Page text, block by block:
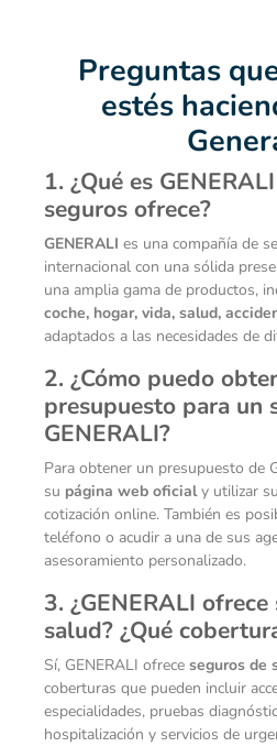
Preguntas
estés
1. ¿Qué es
seguros ofrece?
GENERALI es una compañía de
internacional con una sólida
una amplia gama de productos,
coche, hogar, vida, salud,
adaptados a las necesidades de
2. ¿Cómo puedo
presupuesto para un
GENERALI?
Para obtener un presupuesto de
su página web oficialy utilizar
cotización online. También es
teléfono o acudir a una de sus
asesoramiento personalizado.
3. ¿GENERALI
salud? ¿Qué
Sí, GENERALI ofrece seguros de
coberturas que pueden incluir
especialidades, pruebas
hospitalización y servicios de